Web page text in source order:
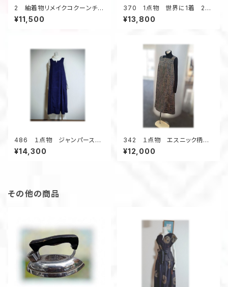
2 紬着物リメイクコクーンチュ
ニック（紺メランジ調／花柄）
¥11,500
370 1点物 世界に1着 2種
類の浴衣地リメイク 着ると可
愛い 幾何学柄 テントライン
¥13,800
486 １点物 ジャンパースカ
ート テントラインワンピース
紬着物リメイク 大きいサイ
¥14,300
342 １点物 エスニック柄
紬 Aラインワンピース ジャン
スカ オールシーズン 着物リ
¥12,000
その他の商品